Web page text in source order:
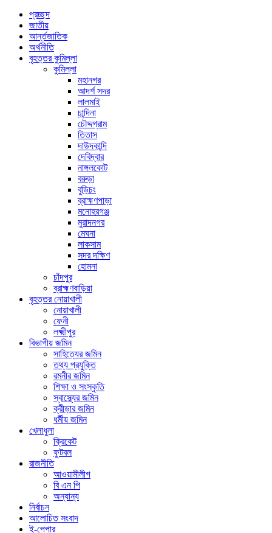
প্রচ্ছদ
জাতীয়
আর্ন্তজাতিক
অর্থনীতি
বৃহত্তর কুমিল্লা
কুমিল্লা
মহানগর
আদর্শ সদর
লালমাই
চান্দিনা
চৌদ্দগ্রাম
তিতাস
দাউদকান্দি
দেবিদ্বার
নাঙ্গলকোট
বরুড়া
বুড়িচং
ব্রাহ্মণপাড়া
মনোহরগঞ্জ
মুরাদনগর
মেঘনা
লাকসাম
সদর দক্ষিণ
হোমনা
চাঁদপুর
ব্রাহ্মণবাড়িয়া
বৃহত্তর নোয়াখালী
নোয়াখালী
ফেনী
লক্ষ্মীপুর
বিভাগীয় জমিন
সাহিত্যের জমিন
তথ্য প্রযুক্তি
রমনীর জমিন
শিক্ষা ও সংস্কৃতি
স্বাস্থ্যের জমিন
ক্রীড়ার জমিন
ধর্মীয় জমিন
খেলাধুলা
ক্রিকেট
ফুটবল
রাজনীতি
আওয়ামীলীগ
বি এন পি
অন্যান্য
নির্বাচন
আলোচিত সংবাদ
ই-পেপার